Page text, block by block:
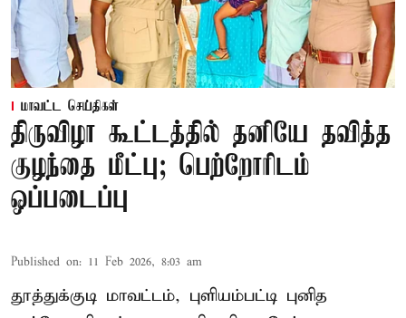
மாவட்ட செய்திகள்
திருவிழா கூட்டத்தில் தனியே தவித்த
குழந்தை மீட்பு; பெற்றோரிடம்
ஒப்படைப்பு
Published on: 11 Feb 2026, 8:03 am
தூத்துக்குடி மாவட்டம், புளியம்பட்டி புனித